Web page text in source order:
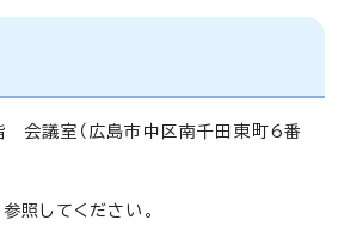
会議室（広島市中区南千田東町6番
照してください。